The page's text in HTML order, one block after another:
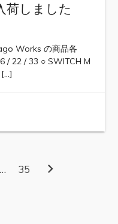
荷しました
Works の商品各
/ 22 / 33 ○ SWITCH M
[…]
… 35 chevron_right